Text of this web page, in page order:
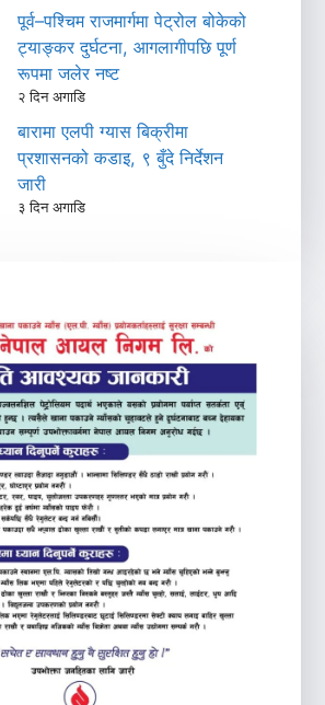
पूर्व–पश्चिम राजमार्गमा पेट्रोल बोकेको
ट्याङ्कर दुर्घटना, आगलागीपछि पूर्ण
रूपमा जलेर नष्ट
२ दिन अगाडि
बारामा एलपी ग्यास बिक्रीमा
प्रशासनको कडाइ, ९ बुँदे निर्देशन
जारी
३ दिन अगाडि